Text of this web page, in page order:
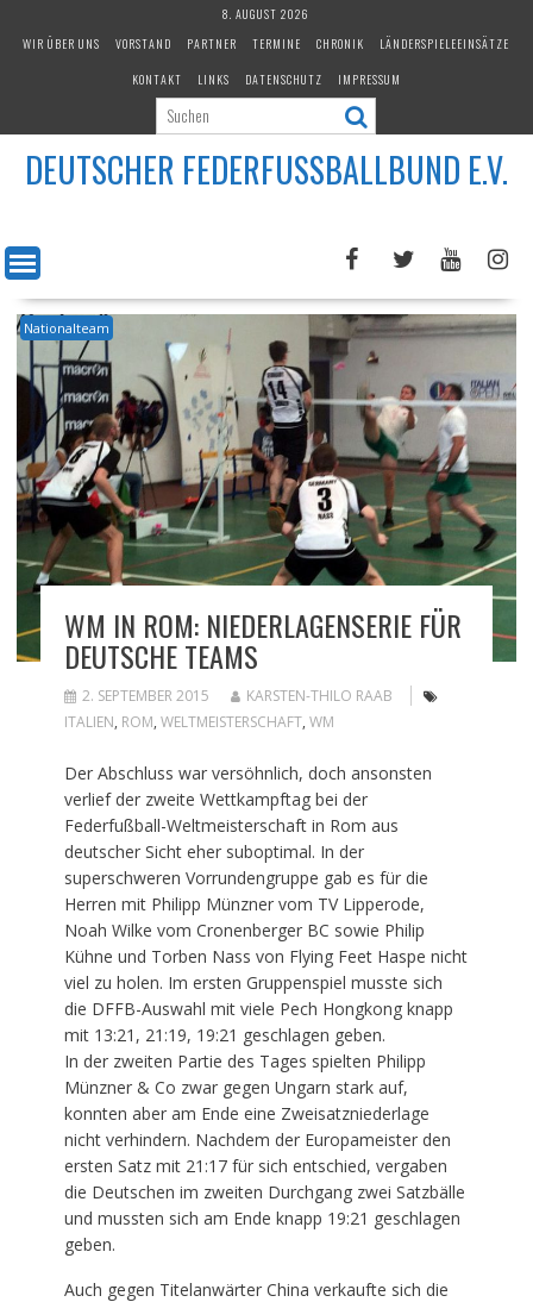
8. AUGUST 2026
WIR ÜBER UNS
VORSTAND PARTNER TERMINE CHRONIK
LÄNDERSPIELEEINSÄTZE
KONTAKT
LINKS DATENSCHUTZ IMPRESSUM
DEUTSCHER FEDERFUSSBALLBUND E.V.
Nationalteam
WM IN ROM: NIEDERLAGENSERIE FÜR
DEUTSCHE TEAMS
2. SEPTEMBER 2015
KARSTEN-THILO RAAB
ITALIEN, ROM, WELTMEISTERSCHAFT, WM
Der Abschluss war versöhnlich, doch ansonsten
verlief der zweite Wettkampftag bei der
Federfußball-Weltmeisterschaft in Rom aus
deutscher Sicht eher suboptimal. In der
superschweren Vorrundengruppe gab es für die
Herren mit Philipp Münzner vom TV Lipperode,
Noah Wilke vom Cronenberger BC sowie Philip
Kühne und Torben Nass von Flying Feet Haspe nicht
viel zu holen. Im ersten Gruppenspiel musste sich
die DFFB-Auswahl mit viele Pech Hongkong knapp
mit 13:21, 21:19, 19:21 geschlagen geben.
In der zweiten Partie des Tages spielten Philipp
Münzner & Co zwar gegen Ungarn stark auf,
konnten aber am Ende eine Zweisatzniederlage
nicht verhindern. Nachdem der Europameister den
ersten Satz mit 21:17 für sich entschied, vergaben
die Deutschen im zweiten Durchgang zwei Satzbälle
und mussten sich am Ende knapp 19:21 geschlagen
geben.
Auch gegen Titelanwärter China verkaufte sich die